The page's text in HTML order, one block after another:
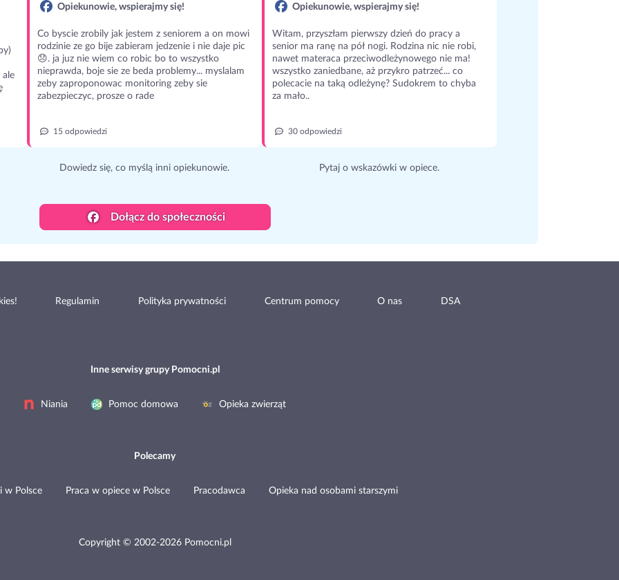
ale
Opiekunowie, wspierajmy się!
Co byscie zrobily jak jestem z seniorem a on mowi
rodzinie ze go bije zabieram jedzenie i nie daje pic
😞. ja juz nie wiem co robic bo to wszystko
nieprawda, boje sie ze beda problemy... myslalam
zeby zaproponowac monitoring zeby sie
zabezpieczyc, prosze o rade
15 odpowiedzi
Dowiedz się, co myślą inni opiekunowie.
Opiekunowie, wspierajmy się!
Witam, przyszłam pierwszy dzień do pracy a
senior ma ranę na pół nogi. Rodzina nic nie robi,
nawet materaca przeciwodleżynowego nie ma!
wszystko zaniedbane, aż przykro patrzeć... co
polecacie na taką odleżynę? Sudokrem to chyba
za mało..
30 odpowiedzi
Pytaj o wskazówki w opiece.
Dołącz do społeczności
Regulamin Polityka prywatności Centrum pomocy O nas DSA
Inne serwisy grupy Pomocni.pl
Niania Pomoc domowa Opieka zwierząt
Polecamy
w Polsce Praca w opiece w Polsce Pracodawca Opieka nad osobami starszymi
Copyright © 2002-2026 Pomocni.pl